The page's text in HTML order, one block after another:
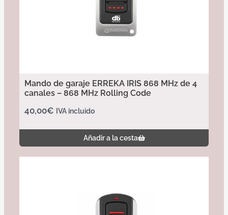
Mando de garaje ERREKA IRIS 868 MHz de 4
canales – 868 MHz Rolling Code
40,00€ IVA incluido
Añadir a la cesta